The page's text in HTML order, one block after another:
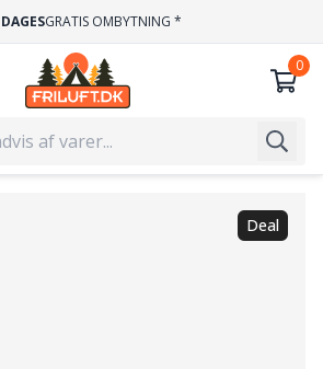
GRATIS OMBYTNING *
Deal